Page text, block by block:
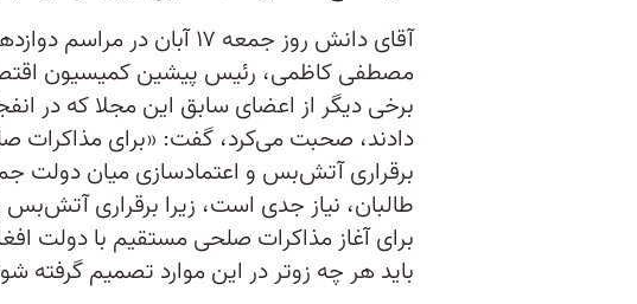
آقای دانش روز جمعه ۱۷
مصطفی کاظمی، رئیس پیشین کمیسیون
برخی دیگر از اعضای سابق این مجلا که در
دادند، صحبت می‌کرد، گفت: «برای مذاکرات
برقراری آتش‌بس و اعتمادسازی میان دولت
طالبان، نیاز جدی است، زیرا برقراری
برای آغاز مذاکرات صلحی مستقیم با دولت
باید هر چه زوتر در این موارد تصمیم گرفته